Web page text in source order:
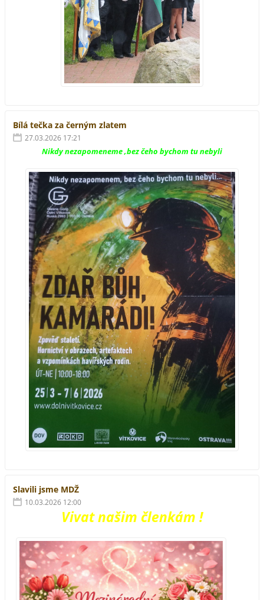
Bílá tečka za černým zlatem
27.03.2026 17:21
Nikdy nezapomeneme ,bez čeho bychom tu nebyli
Slavili jsme MDŽ
10.03.2026 12:00
Vivat našim členkám !